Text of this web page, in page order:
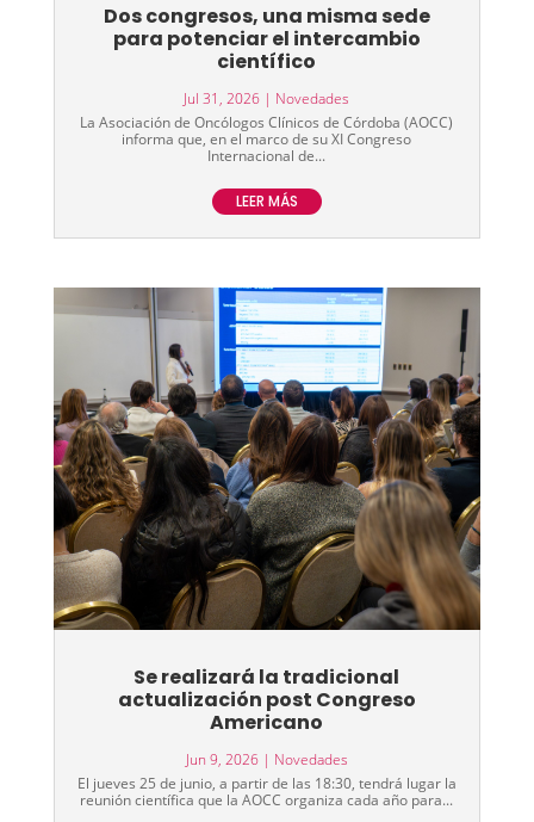
Dos congresos, una misma sede
para potenciar el intercambio
científico
Jul 31, 2026 | Novedades
La Asociación de Oncólogos Clínicos de Córdoba (AOCC)
informa que, en el marco de su XI Congreso
Internacional de...
LEER MÁS
Se realizará la tradicional
actualización post Congreso
Americano
Jun 9, 2026| Novedades
El jueves 25 de junio, a partir de las 18:30, tendrá lugar la
reunión científica que la AOCC organiza cada año para...